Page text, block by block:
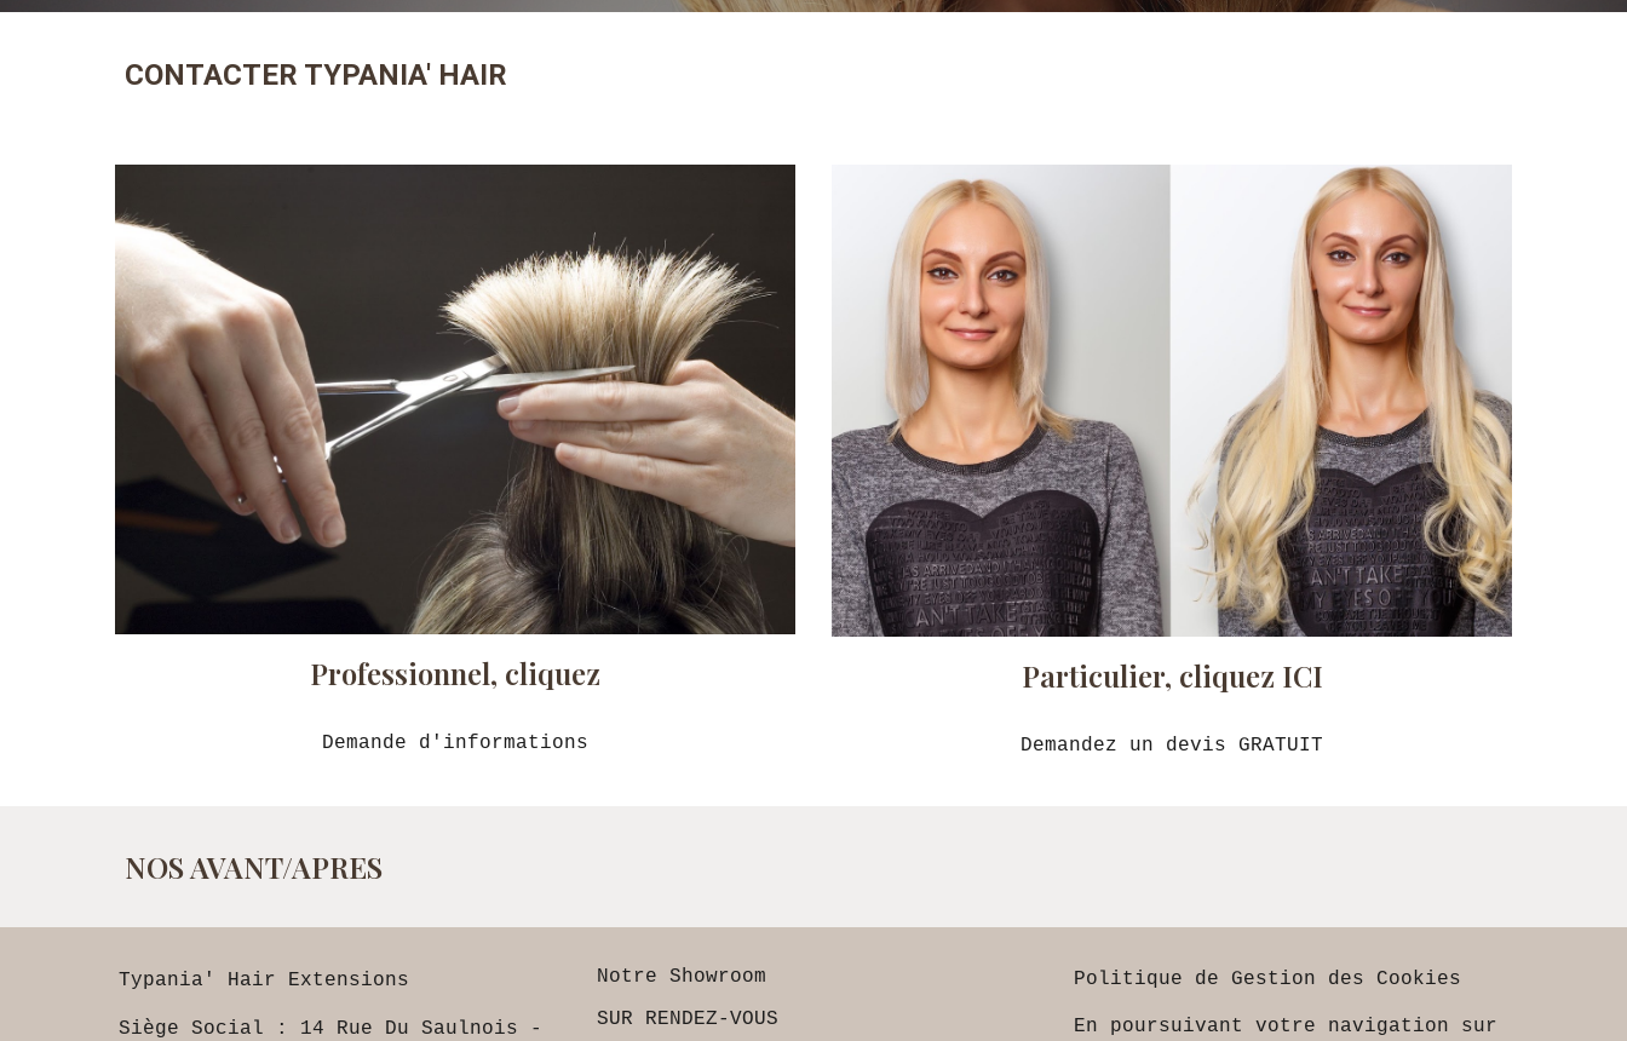
CONTACTER TYPANIA' HAIR
Professionnel, cliquez
Demande d'informations
Particulier, cliquez ICI
Demandez un devis GRATUIT
NOS AVANT/APRES
Typania' Hair Extensions
Siège Social : 14 Rue Du Saulnois -
Notre Showroom
SUR RENDEZ-VOUS
Politique de Gestion des Cookies
En poursuivant votre navigation sur